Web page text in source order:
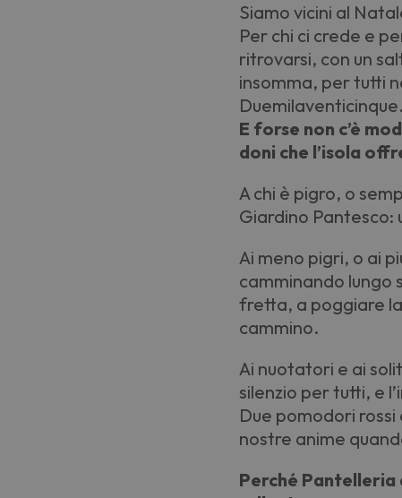
Siamo vicini al
Per chi ci crede e
ritrovarsi, con un
insomma, per tutti
Duemilaventicinque.
E forse non c’è
doni che l’isola
A chi è pigro, o
Giardino Pantesco:
Ai meno pigri, o ai
camminando lungo
fretta, a poggiare
cammino.
Ai nuotatori e ai
silenzio per tutti, e
Due pomodori
nostre anime
Perché Pantelleria